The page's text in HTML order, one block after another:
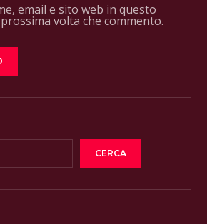
email e sito web in questo
volta che commento.
CERCA